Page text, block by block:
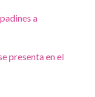
a
presenta en el